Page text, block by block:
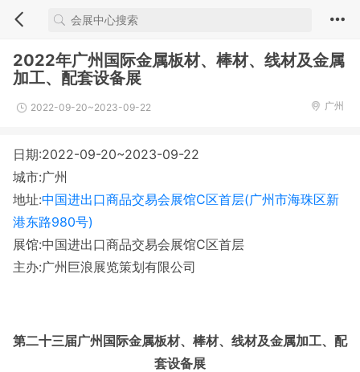
2022年广州国际金属板材、棒材、线材及金属
加工、配套设备展
2022-09-20~2023-09-22 广州
日期:2022-09-20~2023-09-22
城市:广州
地址:中国进出口商品交易会展馆C区首层(广州市海珠区新
港东路980号)
展馆:中国进出口商品交易会展馆C区首层
主办:广州巨浪展览策划有限公司
第二十三届广州国际金属板材、棒材、线材及金属加工、配
套设备展